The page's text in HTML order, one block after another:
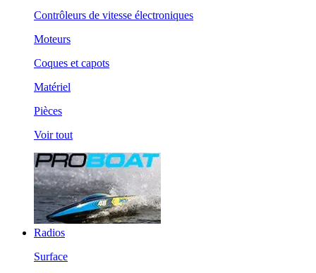
Contrôleurs de vitesse électroniques
Moteurs
Coques et capots
Matériel
Pièces
Voir tout
Radios
Surface